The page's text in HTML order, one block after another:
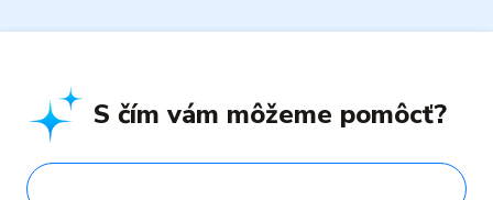
S čím vám môžeme pomôcť?